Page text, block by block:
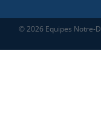
© 2026 Equipes Notre-